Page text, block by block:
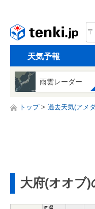
天気予報
雨雲レーダー
トップ 過去天気(アメ
大府(オオブ)